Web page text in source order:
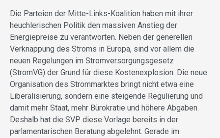
Die Parteien der Mitte-Links-Koalition haben mit ihrer
heuchlerischen Politik den massiven Anstieg der
Energiepreise zu verantworten. Neben der generellen
Verknappung des Stroms in Europa, sind vor allem die
neuen Regelungen im Stromversorgungsgesetz
(StromVG) der Grund für diese Kostenexplosion. Die neue
Organisation des Strommarktes bringt nicht etwa eine
Liberalisierung, sondern eine steigende Regulierung und
damit mehr Staat, mehr Bürokratie und höhere Abgaben.
Deshalb hat die SVP diese Vorlage bereits in der
parlamentarischen Beratung abgelehnt. Gerade im